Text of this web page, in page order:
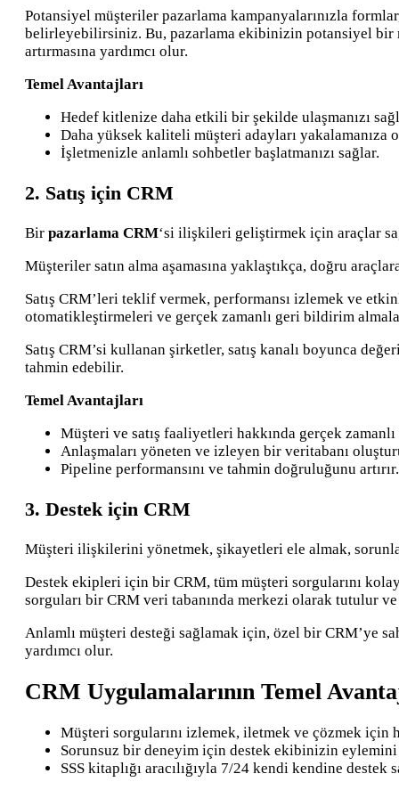
Potansiyel müşteriler pazarlama kampanyalarınızla
belirleyebilirsiniz. Bu, pazarlama ekibinizin potansiyel bir
artırmasına yardımcı olur.
Temel Avantajları
Hedef kitlenize daha etkili bir şekilde ulaşmanızı
Daha yüksek kaliteli müşteri adayları yakalamanıza
İşletmenizle anlamlı sohbetler başlatmanızı sağlar.
2. Satış için CRM
Bir pazarlama CRM‘si ilişkileri geliştirmek için araçlar
Müşteriler satın alma aşamasına yaklaştıkça, doğru
Satış CRM’leri teklif vermek, performansı izlemek ve
otomatikleştirmeleri ve gerçek zamanlı geri bildirim
Satış CRM’si kullanan şirketler, satış kanalı boyunca
tahmin edebilir.
Temel Avantajları
Müşteri ve satış faaliyetleri hakkında gerçek
Anlaşmaları yöneten ve izleyen bir veritabanı
Pipeline performansını ve tahmin doğruluğunu artırır.
3. Destek için CRM
Müşteri ilişkilerini yönetmek, şikayetleri ele almak,
Destek ekipleri için bir CRM, tüm müşteri sorgularını
sorguları bir CRM veri tabanında merkezi olarak tutulur
Anlamlı müşteri desteği sağlamak için, özel bir CRM’ye
yardımcı olur.
CRM Uygulamalarının Temel
Müşteri sorgularını izlemek, iletmek ve çözmek için
Sorunsuz bir deneyim için destek ekibinizin
SSS kitaplığı aracılığıyla 7/24 kendi kendine destek